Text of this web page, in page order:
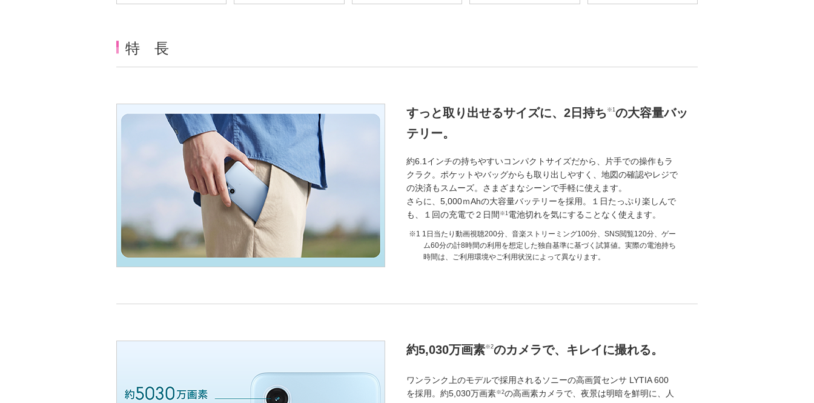
特 長
すっと取り出せるサイズに、2日持ち ※1の大容量バッ
テリー。
約6.1インチの持ちやすいコンパクトサイズだから、片手での操作もラ
クラク。ポケットやバッグからも取り出しやすく、地図の確認やレジで
の決済もスムーズ。さまざまなシーンで手軽に使えます。
さらに、5,000ｍAhの大容量バッテリーを採用。１日たっぷり楽しんで
も、１回の充電で２日間 ※1 電池切れを気にすることなく使えます。
1日当たり動画視聴200分、音楽ストリーミング100分、SNS閲覧120分、ゲー
ム60分の計8時間の利用を想定した独自基準に基づく試算値。実際の電池持ち
時間は、ご利用環境やご利用状況によって異なります。
約5,030万画素※2のカメラで、キレイに撮れる。
ワンランク上のモデルで採用されるソニーの高画質センサ LYTIA 600
を採用。約5,030万画素※2の高画素カメラで、夜景は明暗を鮮明に、人